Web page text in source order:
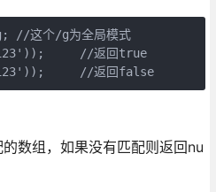
这个/g为全局模式
//返回true
//返回false
数组，如果没有匹配则返回nu